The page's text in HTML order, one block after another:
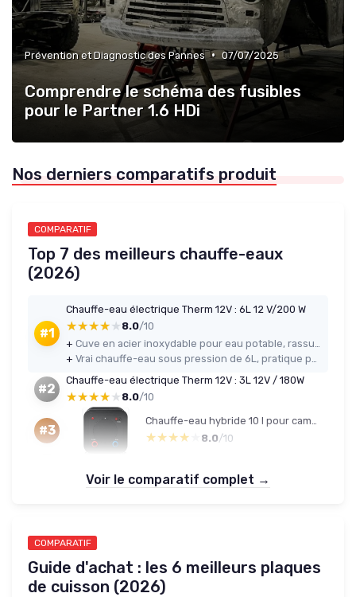
Prévention et Diagnostic des Pannes • 07/07/2025
Comprendre le schéma des fusibles
pour le Partner 1.6 HDi
Nos derniers comparatifs produit
COMPARATIF
Top 7 des meilleurs chauffe-eaux
(2026)
#1
Chauffe-eau électrique Therm 12V : 6L 12 V/200 W
★★★★★
★★★★★ 8.0/10
+
+
#2
Chauffe-eau électrique Therm 12V : 3L 12V / 180W
★★★★★
★★★★★ 8.0/10
#3
Chauffe-eau hybride 10 l pour camping-car, camping-car, van, bateau et abri de jardin, 12 V CC et 230 V CA, écran LCD avec contrôle de la température
★★★★★
★★★★★ 8.0/10
Voir le comparatif complet →
COMPARATIF
Guide d'achat : les 6 meilleurs plaques
de cuisson (2026)